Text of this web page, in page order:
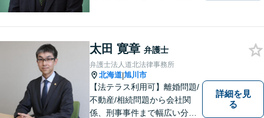
る「信頼できる弁護士」を目
指しています。【夜間や休日
相談も対応可能】【旭川市の
総合法律事務所】
太田 寛章 弁護士
弁護士法人道北法律事務所
北海道|旭川市
【法テラス利用可】離婚問題/
不動産/相続問題から会社関
係、刑事事件まで幅広い分野
詳細を見
る